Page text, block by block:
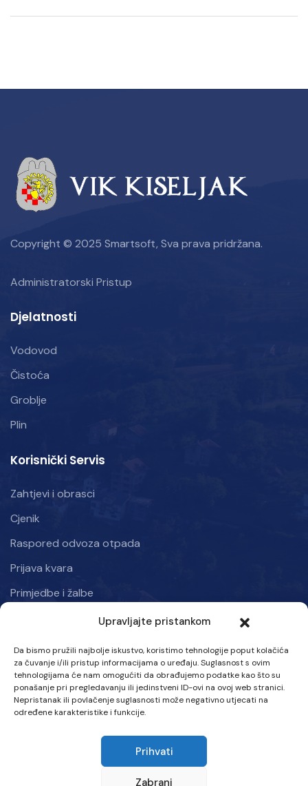
Upravljajte pristankom
Da bismo pružili najbolje iskustvo, koristimo tehnologije poput kolačića
za čuvanje i/ili pristup informacijama o uređaju. Suglasnost s ovim
tehnologijama će nam omogućiti da obrađujemo podatke kao što su
ponašanje pri pregledavanju ili jedinstveni ID-ovi na ovoj web stranici.
Nepristanak ili povlačenje suglasnosti može negativno utjecati na
određene karakteristike i funkcije.
Prihvati
Zabrani
Copyright © 2025 Smartsoft, Sva prava pridržana.
Administratorski Pristup
Djelatnosti
Vodovod
Čistoća
Groblje
Plin
Korisnički Servis
Zahtjevi i obrasci
Cjenik
Raspored odvoza otpada
Prijava kvara
Primjedbe i žalbe
Kraljice mira 50, Kiseljak 71250
Ponedjeljak – Petak: 07:00 – 15:30 h
Tel :